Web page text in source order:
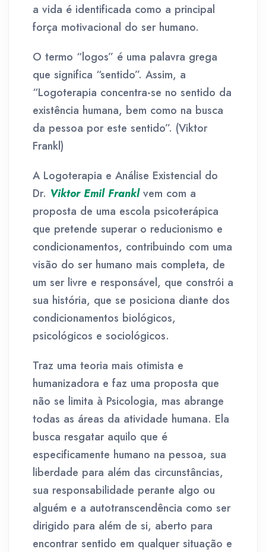
a vida é identificada como a principal
força motivacional do ser humano.
O termo “logos” é uma palavra grega
que significa “sentido”. Assim, a
“Logoterapia concentra-se no sentido da
existência humana, bem como na busca
da pessoa por este sentido”. (Viktor
Frankl)
A Logoterapia e Análise Existencial do
Dr. Viktor Emil Franklvem com a
proposta de uma escola psicoterápica
que pretende superar o reducionismo e
condicionamentos, contribuindo com uma
visão do ser humano mais completa, de
um ser livre e responsável, que constrói a
sua história, que se posiciona diante dos
condicionamentos biológicos,
psicológicos e sociológicos.
Traz uma teoria mais otimista e
humanizadora e faz uma proposta que
não se limita à Psicologia, mas abrange
todas as áreas da atividade humana. Ela
busca resgatar aquilo que é
especificamente humano na pessoa, sua
liberdade para além das circunstâncias,
sua responsabilidade perante algo ou
alguém e a autotranscendência como ser
dirigido para além de si, aberto para
encontrar sentido em qualquer situação e